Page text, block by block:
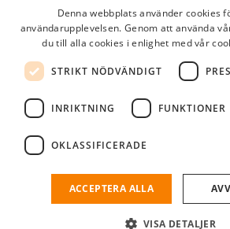
Lösenord
kom ihåg mig
logga in
Kostnadsfri företagsprofil
och söka efter passande kandidater till ditt
Denna webbplats använder cookies
användarupplevelsen. Genom att använda
du till alla cookies i enlighet med vår
STRIKT NÖDVÄNDIGT
INRIKTNING FUNKTIONER
OKLASSIFICERADE
ACCEPTERA ALLA
VISA DETALJER